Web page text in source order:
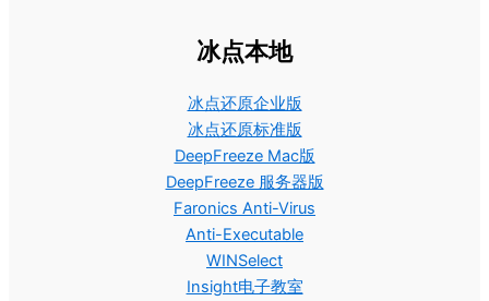
冰点本地
冰点还原企业版
冰点还原标准版
DeepFreeze Mac版
DeepFreeze 服务器版
Faronics Anti-Virus
Anti-Executable
WINSelect
Insight电子教室